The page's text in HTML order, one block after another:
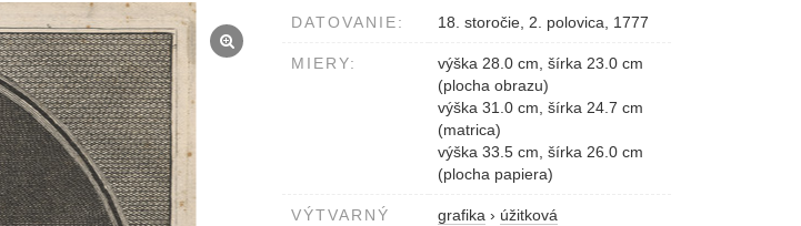
DATOVANIE: 18. storočie, 2. polovica, 1777
MIERY:
výška 28.0 cm, šírka 23.0 cm
(plocha obrazu)
výška 31.0 cm, šírka 24.7 cm
(matrica)
výška 33.5 cm, šírka 26.0 cm
(plocha papiera)
VÝTVARNÝ
grafika › úžitková